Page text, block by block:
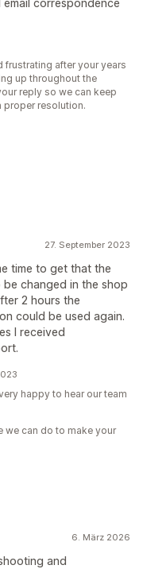
correspondence
frustrating after your years
up throughout the
reply so we can keep
proper resolution.
27. September 2023
time to get that the
changed in the shop
2 hours the
could be used again.
I received
happy to hear our team
we can do to make your
6. März 2026
and